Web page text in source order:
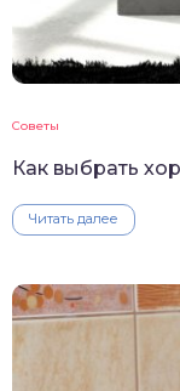
Советы
Как выбрать
Читать далее